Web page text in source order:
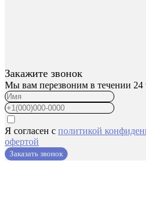
Закажите звонок
Мы вам перезвоним в течении 24
Я согласен с политикой
офертой
Заказать звонок